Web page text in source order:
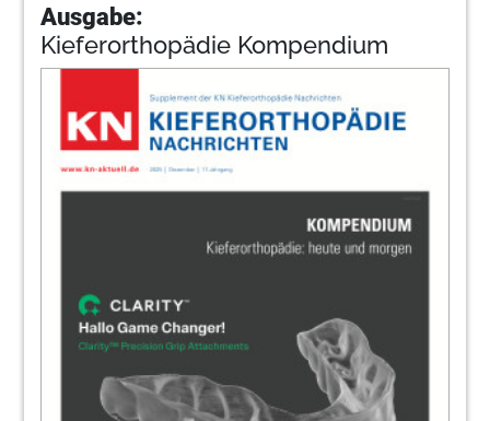
Ausgabe:
Kieferorthopädie Kompendium